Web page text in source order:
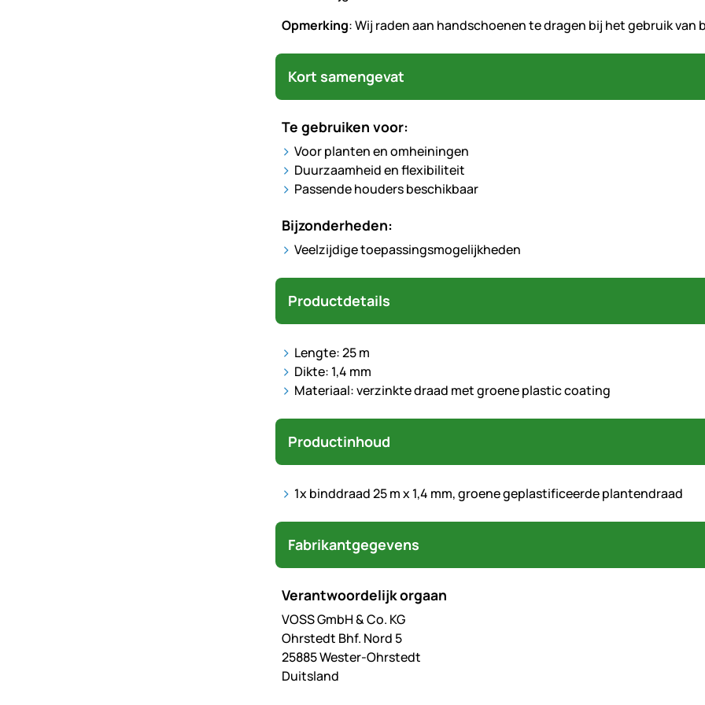
Opmerking: Wij raden aan handschoenen te dragen bij het gebruik van
Kort samengevat
Te gebruiken voor:
Voor planten en omheiningen
Duurzaamheid en flexibiliteit
Passende houders beschikbaar
Bijzonderheden:
Veelzijdige toepassingsmogelijkheden
Productdetails
Lengte: 25 m
Dikte: 1,4 mm
Materiaal: verzinkte draad met groene plastic coating
Productinhoud
1x binddraad 25 m x 1,4 mm, groene geplastificeerde plantendraad
Fabrikantgegevens
Verantwoordelijk orgaan
VOSS GmbH & Co. KG
Ohrstedt Bhf. Nord 5
25885 Wester-Ohrstedt
Duitsland